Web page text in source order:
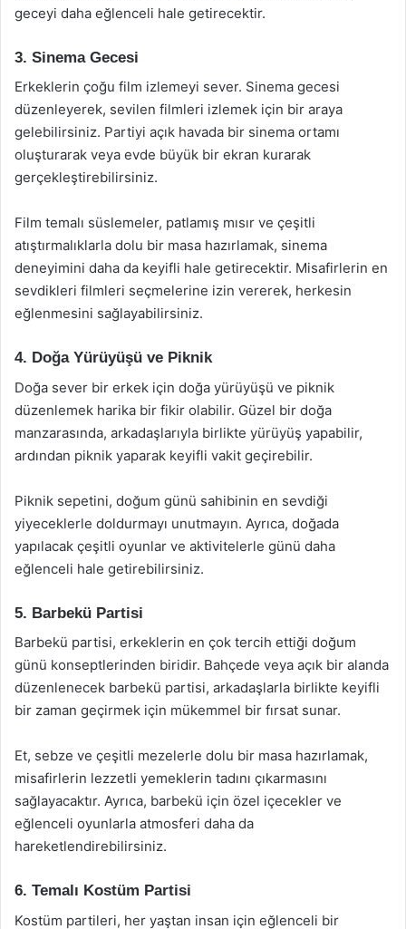
geceyi daha eğlenceli hale getirecektir.
3. Sinema Gecesi
Erkeklerin çoğu film izlemeyi sever. Sinema gecesi
düzenleyerek, sevilen filmleri izlemek için bir araya
gelebilirsiniz. Partiyi açık havada bir sinema ortamı
oluşturarak veya evde büyük bir ekran kurarak
gerçekleştirebilirsiniz.
Film temalı süslemeler, patlamış mısır ve çeşitli
atıştırmalıklarla dolu bir masa hazırlamak, sinema
deneyimini daha da keyifli hale getirecektir. Misafirlerin en
sevdikleri filmleri seçmelerine izin vererek, herkesin
eğlenmesini sağlayabilirsiniz.
4. Doğa Yürüyüşü ve Piknik
Doğa sever bir erkek için doğa yürüyüşü ve piknik
düzenlemek harika bir fikir olabilir. Güzel bir doğa
manzarasında, arkadaşlarıyla birlikte yürüyüş yapabilir,
ardından piknik yaparak keyifli vakit geçirebilir.
Piknik sepetini, doğum günü sahibinin en sevdiği
yiyeceklerle doldurmayı unutmayın. Ayrıca, doğada
yapılacak çeşitli oyunlar ve aktivitelerle günü daha
eğlenceli hale getirebilirsiniz.
5. Barbekü Partisi
Barbekü partisi, erkeklerin en çok tercih ettiği doğum
günü konseptlerinden biridir. Bahçede veya açık bir alanda
düzenlenecek barbekü partisi, arkadaşlarla birlikte keyifli
bir zaman geçirmek için mükemmel bir fırsat sunar.
Et, sebze ve çeşitli mezelerle dolu bir masa hazırlamak,
misafirlerin lezzetli yemeklerin tadını çıkarmasını
sağlayacaktır. Ayrıca, barbekü için özel içecekler ve
eğlenceli oyunlarla atmosferi daha da
hareketlendirebilirsiniz.
6. Temalı Kostüm Partisi
Kostüm partileri, her yaştan insan için eğlenceli bir